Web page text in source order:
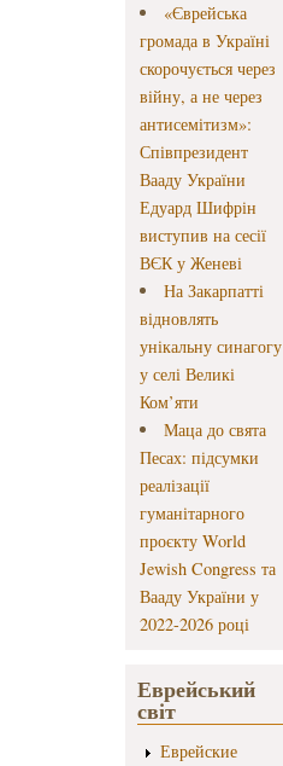
«Єврейська
громада в Україні
скорочується через
війну, а не через
антисемітизм»:
Співпрезидент
Вааду України
Едуард Шифрін
виступив на сесії
ВЄК у Женеві
На Закарпатті
відновлять
унікальну синагогу
у селі Великі
Ком’яти
Маца до свята
Песах: підсумки
реалізації
гуманітарного
проєкту World
Jewish Congress та
Вааду України у
2022-2026 році
Еврейський
світ
Еврейские